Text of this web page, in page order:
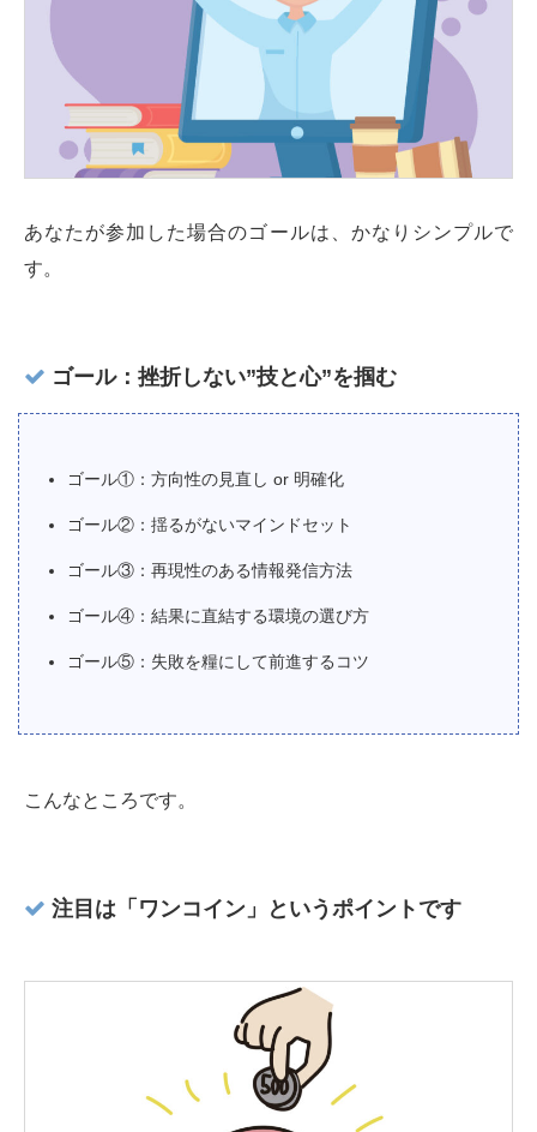
あなたが参加した場合のゴールは、かなりシンプルで
す。
ゴール：挫折しない”技と心”を掴む
ゴール①：方向性の見直し or 明確化
ゴール②：揺るがないマインドセット
ゴール③：再現性のある情報発信方法
ゴール④：結果に直結する環境の選び方
ゴール⑤：失敗を糧にして前進するコツ
こんなところです。
注目は「ワンコイン」というポイントです